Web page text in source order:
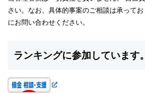
さい。なお、具体的事案のご相談は承って
にお問い合わせください。
ランキングに参加しています。